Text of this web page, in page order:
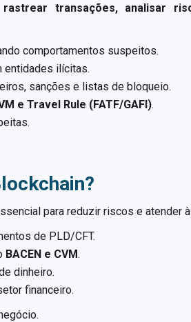
rastrear transações, analisar
comportamentos suspeitos.
entidades ilícitas.
sanções e listas de bloqueio.
e Travel Rule (FATF/GAFI).
para reduzir riscos e atender
de PLD/CFT.
BACEN e CVM.
dinheiro.
financeiro.